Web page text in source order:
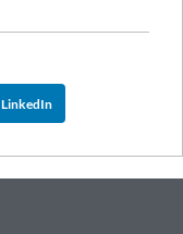
LinkedIn